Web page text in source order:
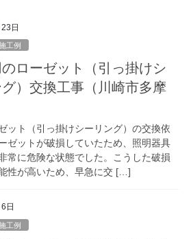
日
工例
ローゼット（引っ掛けシ
）交換工事（川崎市多摩
ット（引っ掛けシーリング）の交換依
ゼットが破損していたため、照明器具
常に危険な状態でした。こうした破損
性が高いため、早急に交 […]
日
工例